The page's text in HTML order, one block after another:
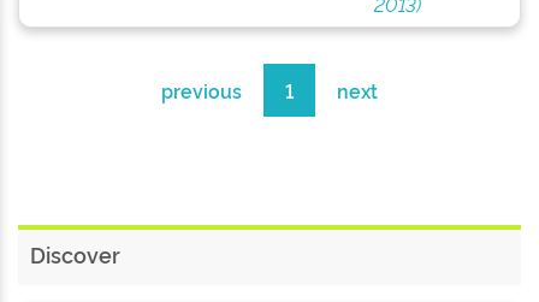
previous 1 next
Discover